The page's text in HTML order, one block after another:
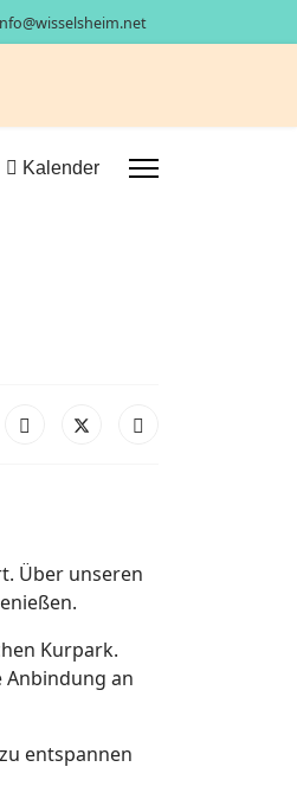
Kalender
Über unseren
Kurpark.
Anbindung an
entspannen